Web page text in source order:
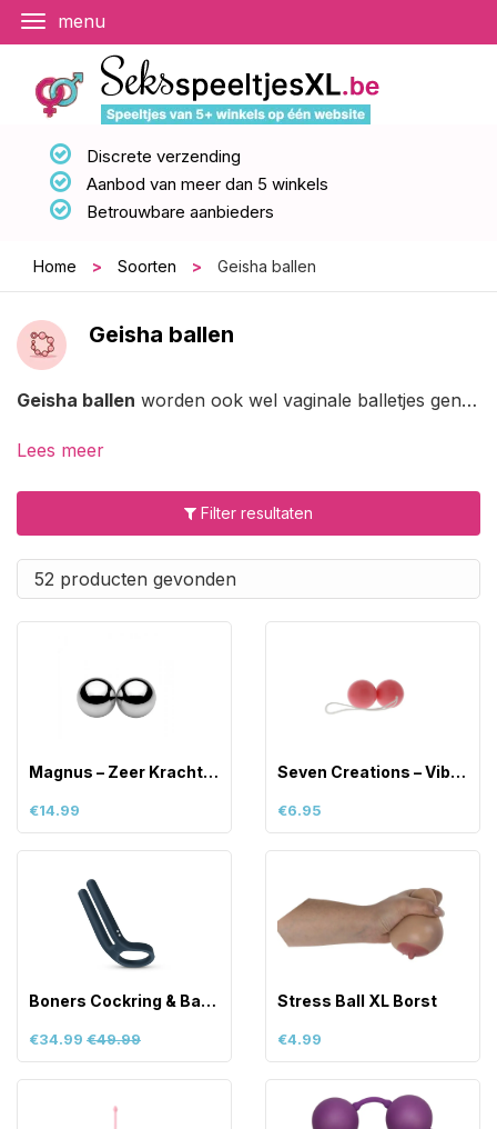
Discrete verzending
Aanbod van meer dan 5 winkels
Betrouwbare aanbieders
Home > Soorten > Geisha ballen
Geisha ballen
Geisha ballen worden ook wel vaginale balletjes genoemd. Deze balletjes komen oorspronkelijk uit Japan, daar komt ook de naam geisha vandaan. Uiteindelijk zijn ze via China, India en Vietnam in Europa terecht gekomen. Deze balletjes kan je in je vagina inbrengen en ze worden gebruikt voor verschillende doeleinden.
Lees meer
Filter resultaten
52 producten gevonden
Magnus – Zeer Krachtige Magnetische Bal
€14.99
Seven Creations – Vibratone Duo-Balls &
€6.95
Boners Cockring & Ball Stimulator –
€34.99 €49.99
Stress Ball XL Borst
€4.99